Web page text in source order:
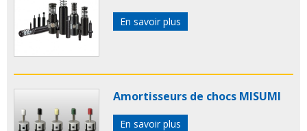
En savoir plus
Amortisseurs de chocs MISUMI
En savoir plus